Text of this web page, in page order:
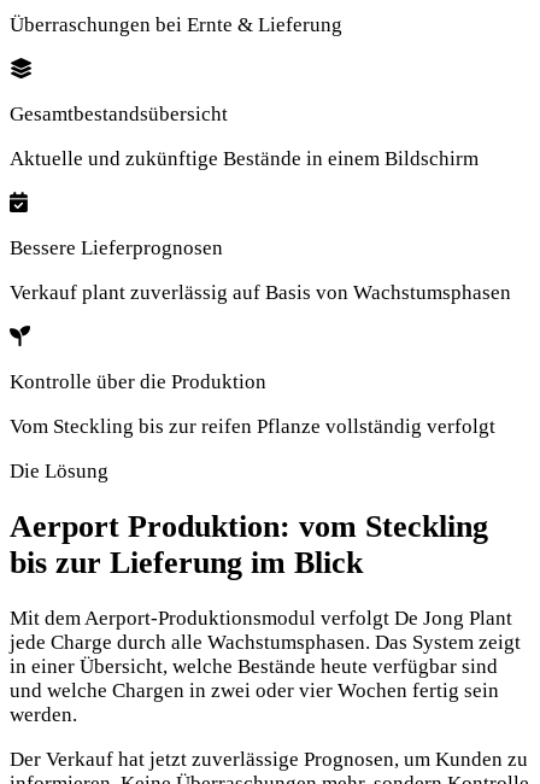
Überraschungen bei Ernte & Lieferung
Gesamtbestandsübersicht
Aktuelle und zukünftige Bestände in einem Bildschirm
Bessere Lieferprognosen
Verkauf plant zuverlässig auf Basis von Wachstumsphasen
Kontrolle über die Produktion
Vom Steckling bis zur reifen Pflanze vollständig verfolgt
Die Lösung
Aerport Produktion: vom Steckling
bis zur Lieferung im Blick
Mit dem Aerport-Produktionsmodul verfolgt De Jong Plant
jede Charge durch alle Wachstumsphasen. Das System zeigt
in einer Übersicht, welche Bestände heute verfügbar sind
und welche Chargen in zwei oder vier Wochen fertig sein
werden.
Der Verkauf hat jetzt zuverlässige Prognosen, um Kunden zu